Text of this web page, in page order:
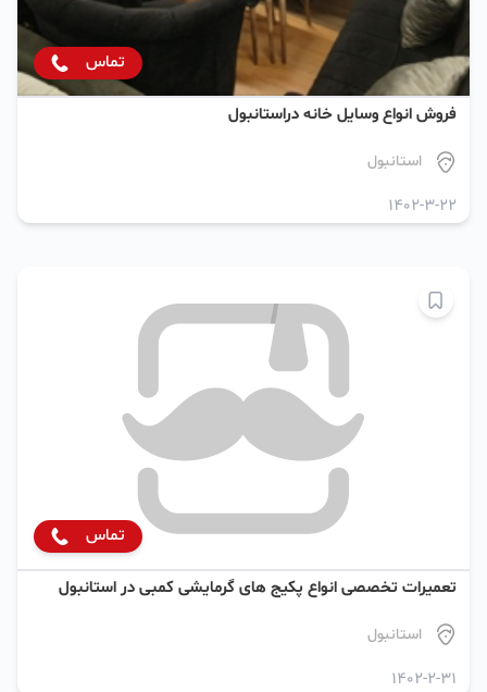
تماس
فروش انواع وسایل خانه دراستانبول
استانبول
1402-3-22
تماس
تعمیرات تخصصی انواع پکیج های گرمایشی کمبی در استانبول
استانبول
1402-2-31